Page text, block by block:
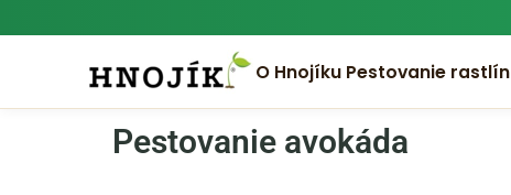
O Hnojíku Pestovanie rastlín
Pestovanie avokáda